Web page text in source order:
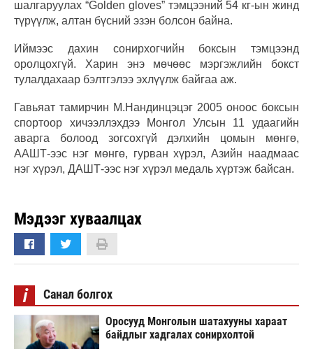
шалгаруулах “Golden gloves” тэмцээний 54 кг-ын жинд
түрүүлж, алтан бүсний эзэн болсон байна.
Иймээс дахин сонирхогчийн боксын тэмцээнд
оролцохгүй. Харин энэ мөчөөс мэргэжлийн бокст
тулалдахаар бэлтгэлээ эхлүүлж байгаа аж.
Гавьяат тамирчин М.Нандинцэцэг 2005 оноос боксын
спортоор хичээллэхдээ Монгол Улсын 11 удаагийн
аварга болоод зогсохгүй дэлхийн цомын мөнгө,
ААШТ-ээс нэг мөнгө, гурван хүрэл, Азийн наадмаас
нэг хүрэл, ДАШТ-ээс нэг хүрэл медаль хүртэж байсан.
Мэдээг хуваалцах
i Санал болгох
Оросууд Монголын шатахууны хараат
байдлыг хадгалах сонирхолтой